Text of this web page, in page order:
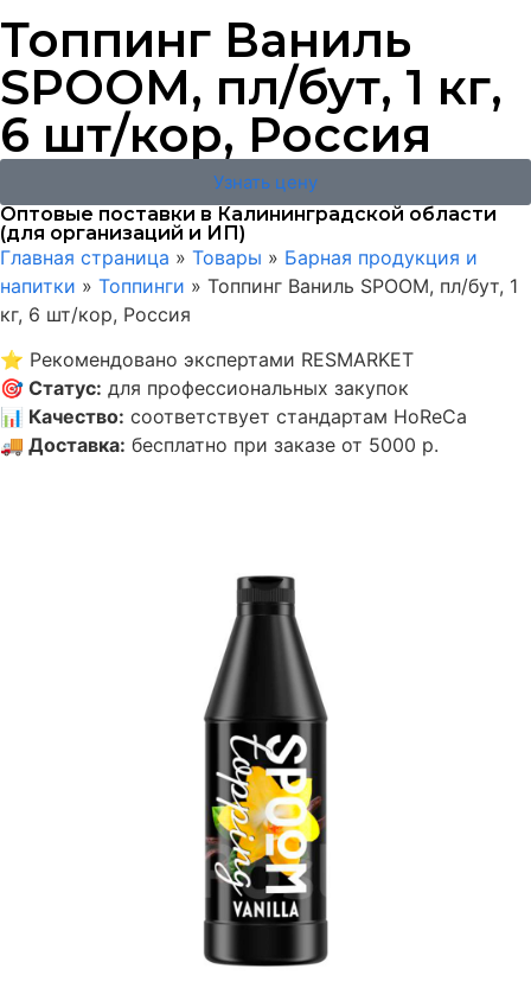
Топпинг Ваниль
SPOOM, пл/бут, 1 кг,
6 шт/кор, Россия
Узнать цену
Оптовые поставки в Калининградской области
(для организаций и ИП)
Главная страница » Товары » Барная продукция и
напитки » Топпинги » Топпинг Ваниль SPOOM, пл/бут, 1
кг, 6 шт/кор, Россия
⭐ Рекомендовано экспертами RESMARKET
🎯 Статус: для профессиональных закупок
📊 Качество: соответствует стандартам HoReCa
🚚 Доставка: бесплатно при заказе от 5000 р.